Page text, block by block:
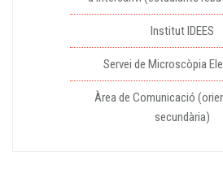
Institut IDEES
Servei de Microscòpia
Àrea de Comunicació
secundària)